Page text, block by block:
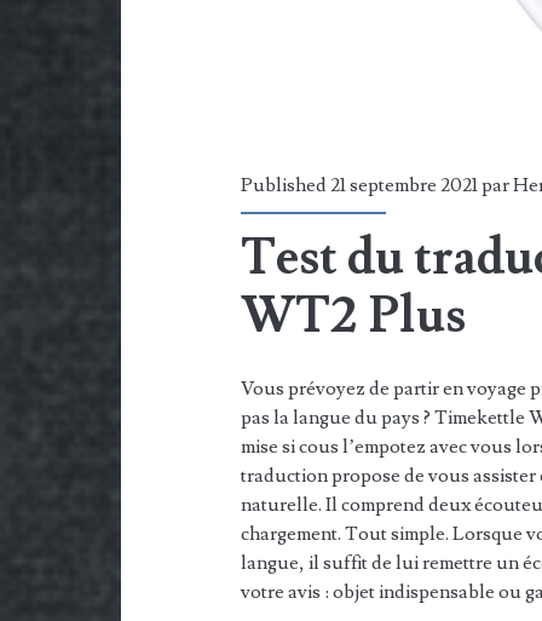
Published 21 septembre 2021 par
Test du
WT2 Plus
Vous prévoyez de partir en voyage
pas la langue du pays ? Timekettle
mise si cous l’empotez avec vous
traduction propose de vous
naturelle. Il comprend deux
chargement. Tout simple. Lorsque
langue, il suffit de lui remettre un
votre avis : objet indispensable ou